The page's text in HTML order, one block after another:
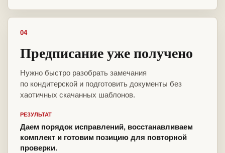
04
Предписание уже получено
Нужно быстро разобрать замечания
по кондитерской и подготовить документы без
хаотичных скачанных шаблонов.
РЕЗУЛЬТАТ
Даем порядок исправлений, восстанавливаем
комплект и готовим позицию для повторной
проверки.